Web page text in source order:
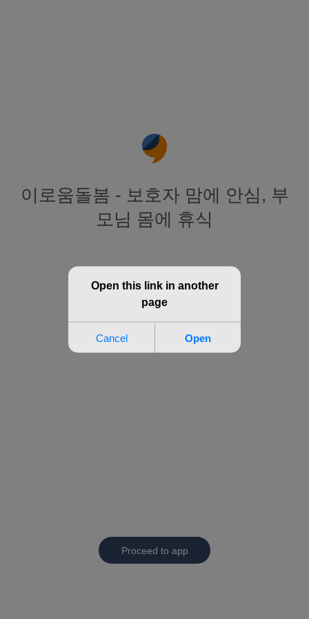
이로움돌봄 - 보호자 맘에 안심, 부
모님 몸에 휴식
Proceed to app